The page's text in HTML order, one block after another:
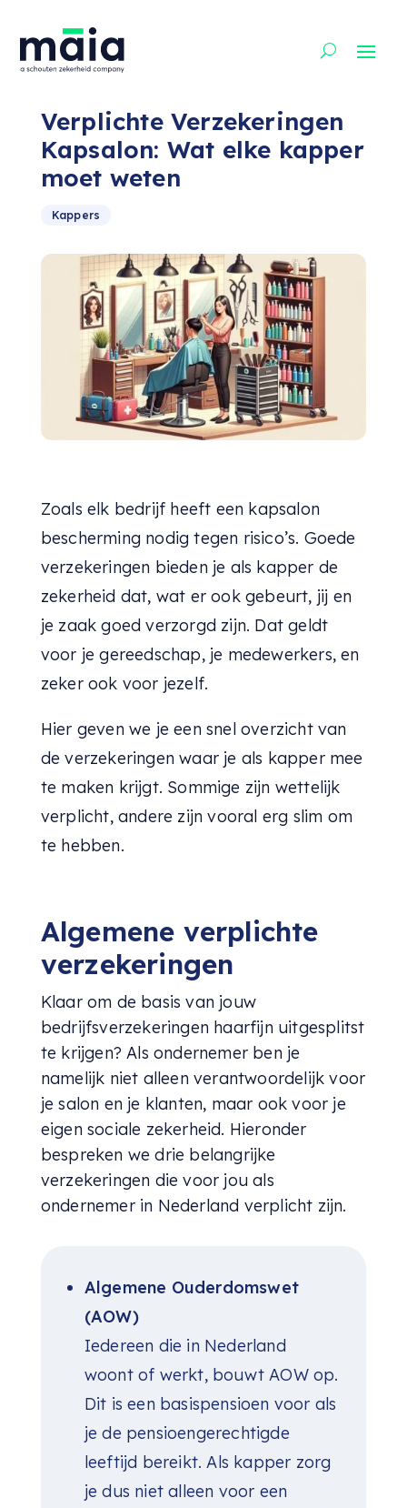
Verplichte Verzekeringen
Kapsalon: Wat elke kapper
moet weten
Kappers
Zoals elk bedrijf heeft een kapsalon
bescherming nodig tegen risico’s. Goede
verzekeringen bieden je als kapper de
zekerheid dat, wat er ook gebeurt, jij en
je zaak goed verzorgd zijn. Dat geldt
voor je gereedschap, je medewerkers, en
zeker ook voor jezelf.
Hier geven we je een snel overzicht van
de verzekeringen waar je als kapper mee
te maken krijgt. Sommige zijn wettelijk
verplicht, andere zijn vooral erg slim om
te hebben.
Algemene verplichte
verzekeringen
Klaar om de basis van jouw
bedrijfsverzekeringen haarfijn uitgesplitst
te krijgen? Als ondernemer ben je
namelijk niet alleen verantwoordelijk voor
je salon en je klanten, maar ook voor je
eigen sociale zekerheid. Hieronder
bespreken we drie belangrijke
verzekeringen die voor jou als
ondernemer in Nederland verplicht zijn.
Algemene Ouderdomswet
(AOW)
Iedereen die in Nederland
woont of werkt, bouwt AOW op.
Dit is een basispensioen voor als
je de pensioengerechtigde
leeftijd bereikt. Als kapper zorg
je dus niet alleen voor een